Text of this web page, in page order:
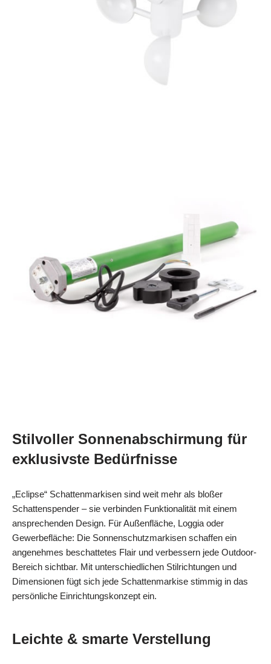
Stilvoller Sonnenabschirmung für
exklusivste Bedürfnisse
„Eclipse“ Schattenmarkisen sind weit mehr als bloßer
Schattenspender – sie verbinden Funktionalität mit einem
ansprechenden Design. Für Außenfläche, Loggia oder
Gewerbefläche: Die Sonnenschutzmarkisen schaffen ein
angenehmes beschattetes Flair und verbessern jede Outdoor-
Bereich sichtbar. Mit unterschiedlichen Stilrichtungen und
Dimensionen fügt sich jede Schattenmarkise stimmig in das
persönliche Einrichtungskonzept ein.
Leichte & smarte Verstellung